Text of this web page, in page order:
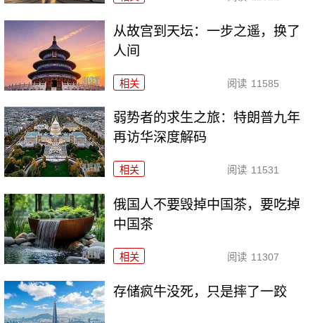
从故宫到天坛：一步之遥，换了
人间
相关 阅读 11585
弱势者的求生之旅：特朗普九年
再访华深度解码
相关 阅读 11531
俄国人不要毁掉中国茶，要吃掉
中国茶
相关 阅读 11307
存储疯牛没死，只是摔了一跤